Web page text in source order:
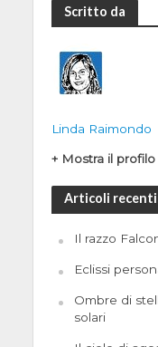
Scritto da
Linda Raimondo
+ Mostra il profilo
Articoli recenti
Il razzo
Eclissi
Ombre di
solari